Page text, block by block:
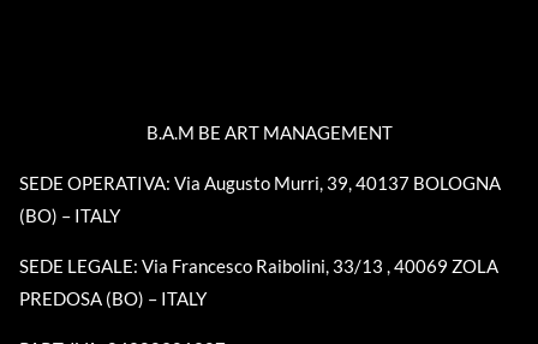
B.A.M BE ART MANAGEMENT
SEDE OPERATIVA: Via Augusto Murri, 39, 40137 BOLOGNA
(BO) – ITALY
SEDE LEGALE: Via Francesco Raibolini, 33/13 , 40069 ZOLA
PREDOSA (BO) – ITALY